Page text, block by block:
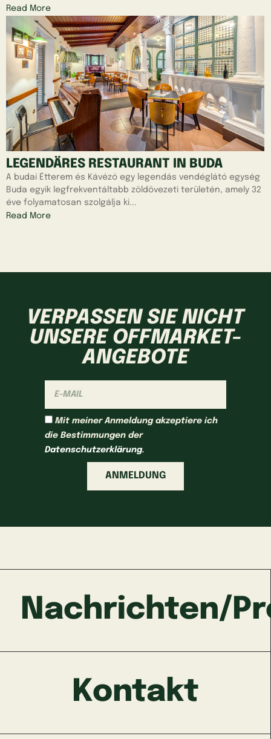
Read More
LEGENDÄRES RESTAURANT IN BUDA
A budai Étterem és Kávézó egy legendás vendéglátó egység
Buda egyik legfrekventáltabb zöldövezeti területén, amely 32
éve folyamatosan szolgálja ki...
Read More
VERPASSEN SIE NICHT
UNSERE OFFMARKET-
ANGEBOTE
Mit meiner Anmeldung akzeptiere ich
die Bestimmungen der
Datenschutzerklärung.
ANMELDUNG
Nachrichten/
Kontakt